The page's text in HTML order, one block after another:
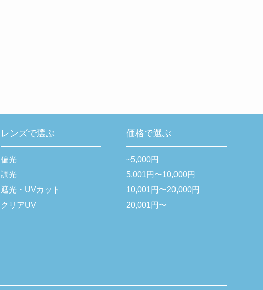
レンズで選ぶ
偏光
調光
遮光・UVカット
クリアUV
価格で選ぶ
~5,000円
5,001円〜10,000円
10,001円〜20,000円
20,001円〜